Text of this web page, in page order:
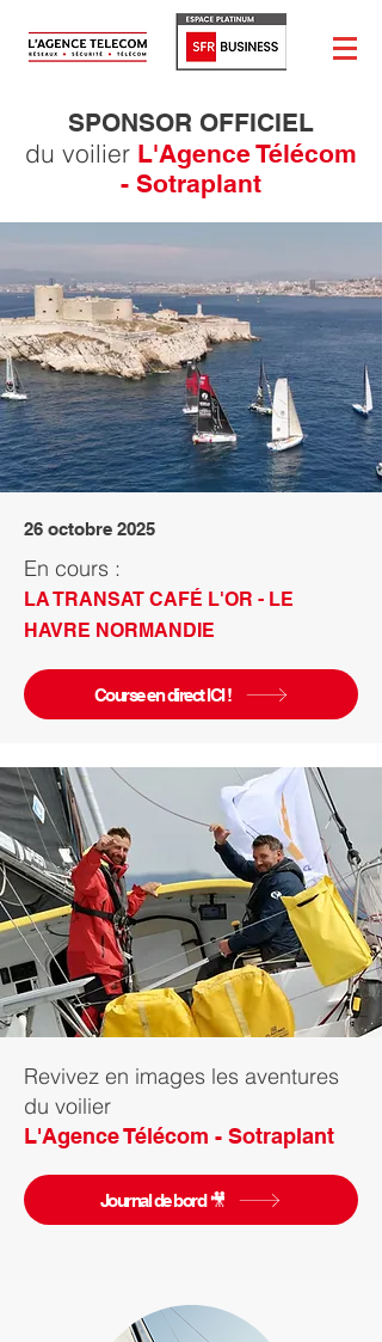
SPONSOR OFFICIEL
du voilier L'Agence Télécom
- Sotraplant
26 octobre 2025
En cours :
LA TRANSAT CAFÉ L'OR - LE
HAVRE NORMANDIE
Course en direct ICI !
Revivez en images les aventures
du voilier
L'Agence Télécom - Sotraplant
Journal de bord 🎥